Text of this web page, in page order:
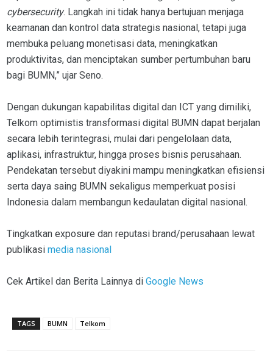
cybersecurity. Langkah ini tidak hanya bertujuan menjaga
keamanan dan kontrol data strategis nasional, tetapi juga
membuka peluang monetisasi data, meningkatkan
produktivitas, dan menciptakan sumber pertumbuhan baru
bagi BUMN,” ujar Seno.
Dengan dukungan kapabilitas digital dan ICT yang dimiliki,
Telkom optimistis transformasi digital BUMN dapat berjalan
secara lebih terintegrasi, mulai dari pengelolaan data,
aplikasi, infrastruktur, hingga proses bisnis perusahaan.
Pendekatan tersebut diyakini mampu meningkatkan efisiensi
serta daya saing BUMN sekaligus memperkuat posisi
Indonesia dalam membangun kedaulatan digital nasional.
Tingkatkan exposure dan reputasi brand/perusahaan lewat
publikasi media nasional
Cek Artikel dan Berita Lainnya di Google News
TAGS BUMN Telkom